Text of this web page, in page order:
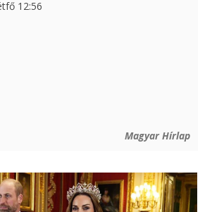
12:56
Magyar Hírlap